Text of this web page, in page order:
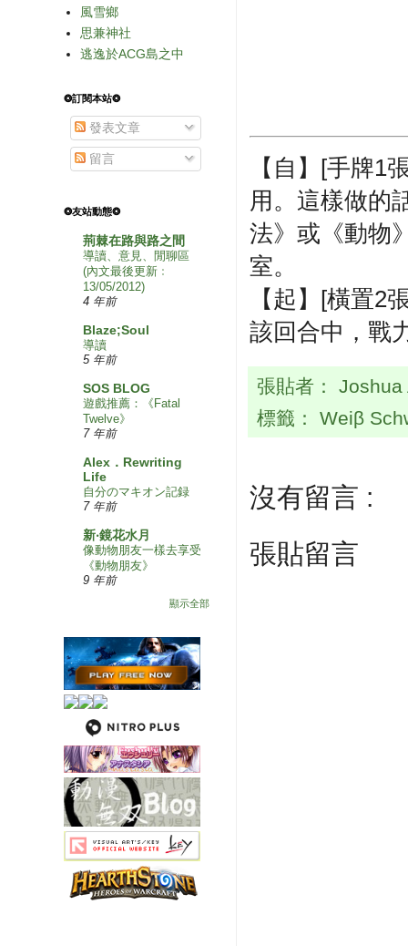
【自】[手牌1
用。這樣做的
法》或《動物
室。
【起】[橫置2
該回合中，戰
張貼者：
標籤： Weiβ
沒有留言 :
張貼留言
風雪鄉
思兼神社
逃逸於ACG島之中
❂訂閱本站❂
發表文章
留言
❂友站動態❂
荊棘在路與路之間
導讀、意見、閒聊區
(內文最後更新﹕
13/05/2012)
4 年前
Blaze;Soul
導讀
5 年前
SOS BLOG
遊戲推薦：《Fatal
Twelve》
7 年前
Alex．Rewriting
Life
自分のマキオン記録
7 年前
新‧鏡花水月
像動物朋友一樣去享受
《動物朋友》
9 年前
顯示全部